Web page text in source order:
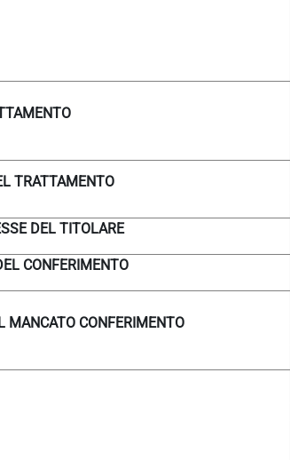
TRATTAMENTO
DEL TITOLARE
CONFERIMENTO
MANCATO CONFERIMENTO